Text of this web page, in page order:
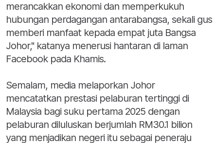
merancakkan ekonomi dan memperkukuh
hubungan perdagangan antarabangsa, sekali gus
memberi manfaat kepada empat juta Bangsa
Johor," katanya menerusi hantaran di laman
Facebook pada Khamis.
Semalam, media melaporkan Johor
mencatatkan prestasi pelaburan tertinggi di
Malaysia bagi suku pertama 2025 dengan
pelaburan diluluskan berjumlah RM30.1 bilion
yang menjadikan negeri itu sebagai peneraju